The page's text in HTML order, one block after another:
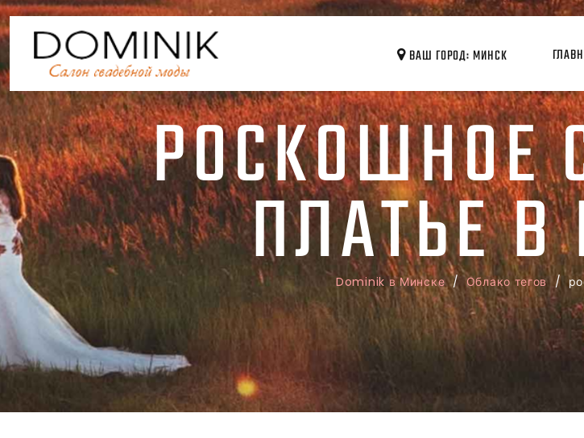
ВАШ ГОРОД: МИНСК
РОСКОШНОЕ
ПЛАТЬЕ
Dominik в Минске/Облако тегов/